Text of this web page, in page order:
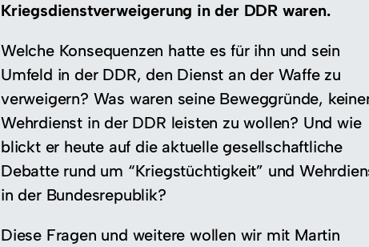
Kriegsdienstverweigerung in der DDR waren.
Welche Konsequenzen hatte es für ihn und sein
Umfeld in der DDR, den Dienst an der Waffe zu
verweigern? Was waren seine Beweggründe,
Wehrdienst in der DDR leisten zu wollen? Und wie
blickt er heute auf die aktuelle gesellschaftliche
Debatte rund um “Kriegstüchtigkeit” und
in der Bundesrepublik?
Diese Fragen und weitere wollen wir mit Martin